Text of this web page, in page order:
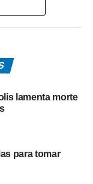
recebeu em
de Mato
adjunto de
Gonçalves,
de ações
do vice-
penal de
lamenta morte
para tomar